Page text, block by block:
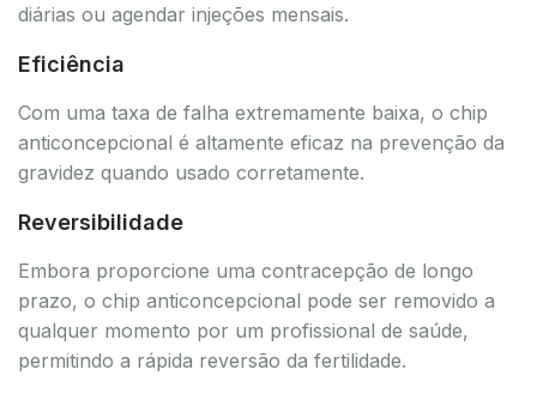
diárias ou agendar injeções mensais.
Eficiência
Com uma taxa de falha extremamente baixa, o chip
anticoncepcional é altamente eficaz na prevenção da
gravidez quando usado corretamente.
Reversibilidade
Embora proporcione uma contracepção de longo
prazo, o chip anticoncepcional pode ser removido a
qualquer momento por um profissional de saúde,
permitindo a rápida reversão da fertilidade.